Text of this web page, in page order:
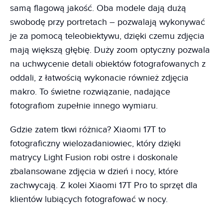
samą flagową jakość. Oba modele dają dużą
swobodę przy portretach – pozwalają wykonywać
je za pomocą teleobiektywu, dzięki czemu zdjęcia
mają większą głębię. Duży zoom optyczny pozwala
na uchwycenie detali obiektów fotografowanych z
oddali, z łatwością wykonacie również zdjęcia
makro. To świetne rozwiązanie, nadające
fotografiom zupełnie innego wymiaru.
Gdzie zatem tkwi różnica? Xiaomi 17T to
fotograficzny wielozadaniowiec, który dzięki
matrycy Light Fusion robi ostre i doskonale
zbalansowane zdjęcia w dzień i nocy, które
zachwycają. Z kolei Xiaomi 17T Pro to sprzęt dla
klientów lubiących fotografować w nocy.